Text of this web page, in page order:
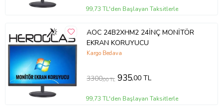
99,73 TL'den Başlayan Taksitlerle
AOC 24B2XHM2 24İNÇ MONİTÖR
EKRAN KORUYUCU
Kargo Bedava
3300,00 TL 935,00 TL
99,73 TL'den Başlayan Taksitlerle